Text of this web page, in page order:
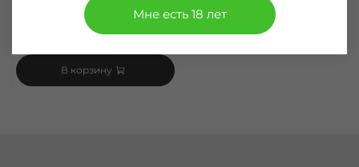
В корзину
Мне есть 18 лет